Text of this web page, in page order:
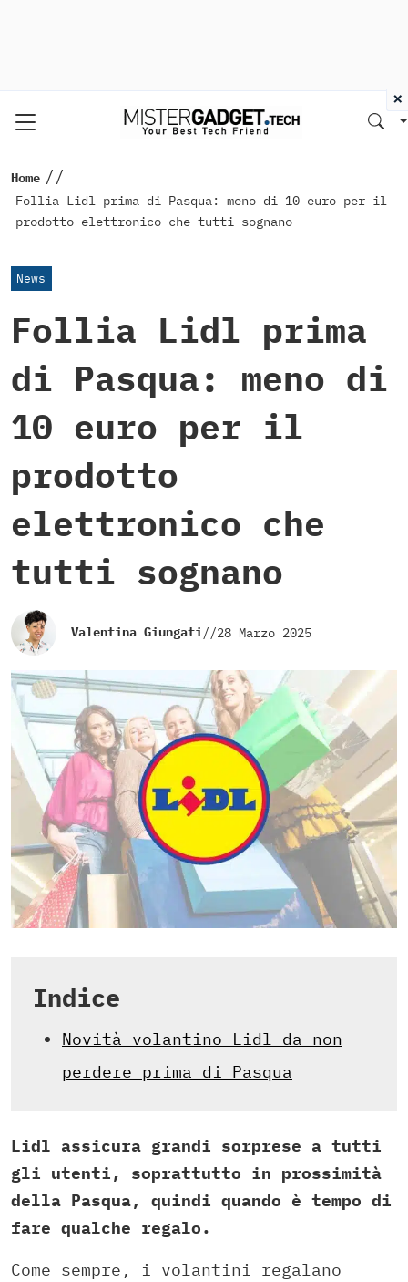
Home //
Follia Lidl prima di Pasqua: meno di 10 euro per il
prodotto elettronico che tutti sognano
News
Follia Lidl prima
di Pasqua: meno di
10 euro per il
prodotto
elettronico che
tutti sognano
Valentina Giungati//28 Marzo 2025
Indice
Novità volantino Lidl da non
perdere prima di Pasqua
Lidl assicura grandi sorprese a tutti
gli utenti, soprattutto in prossimità
della Pasqua, quindi quando è tempo di
fare qualche regalo.
Come sempre, i volantini regalano
×